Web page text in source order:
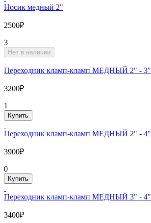
Носик медный 2"
2500₽
3
Нет в наличии
Переходник кламп-кламп МЕДНЫЙ 2" - 3"
3200₽
1
Купить
Переходник кламп-кламп МЕДНЫЙ 2" - 4"
3900₽
0
Купить
Переходник кламп-кламп МЕДНЫЙ 3" - 4"
3400₽